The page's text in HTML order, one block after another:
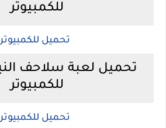
للكمبيوتر
تحميل للكمبيوتر
للكمبيوتر
تحميل للكمبيوتر